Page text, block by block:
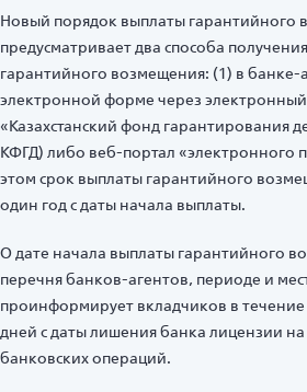
Новый порядок выплаты гарантийного
предусматривает два способа
гарантийного возмещения: (1) в банке-
электронной форме через
«Казахстанский фонд гарантирования
КФГД) либо веб-портал «электронного
этом срок выплаты гарантийного
один год с даты начала выплаты.
О дате начала выплаты гарантийного
перечня банков-агентов, периоде и
проинформирует вкладчиков в
дней с даты лишения банка лицензии
банковских операций.